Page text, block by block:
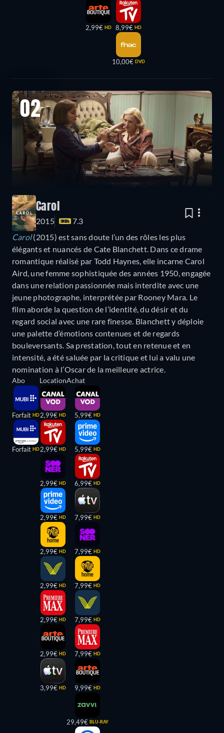
2,99€ HD 8,99€ HD
10,00€ DVD
02
Carol
2015
7.3
Carol(2015) est sans doute l’un des rôles les plus
élégants et nuancés de Cate Blanchett. Dans ce drame
romantique réalisé par Todd Haynes, elle incarne Carol
Aird, une femme sophistiquée des années 1950, engagée
dans une relation passionnée mais interdite avec une
jeune photographe, interprétée par Rooney Mara. Le
film aborde la question de l’identité, du désir et du
regard social avec une rare finesse. Blanchett y déploie
une palette d’émotions contenues et de regards
bouleversants. Sa prestation, tout en retenue et en
intensité, a été saluée par la critique et lui a valu une
nomination à l’Oscar de la meilleure actrice.
Abo
Forfait HD
Forfait HD
Location
2,99€ HD
2,99€ HD
2,99€ HD
2,99€ HD
2,99€ HD
2,99€ HD
2,99€ HD
2,99€ HD
3,99€ HD
Achat
5,99€ HD
5,99€ HD
6,99€ HD
7,99€ HD
7,99€ HD
7,99€ HD
7,99€ HD
7,99€ HD
9,99€ HD
29,49€ BLU-RAY